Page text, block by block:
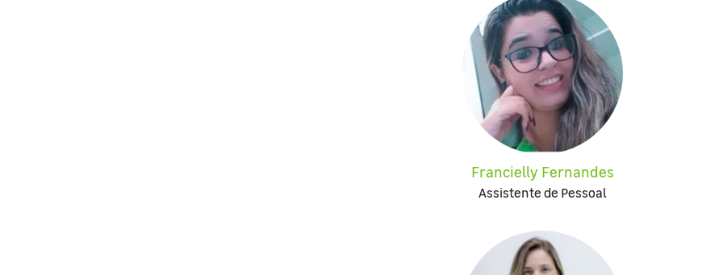
Francielly Fernandes
Assistente de Pessoal